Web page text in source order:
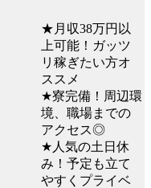
★月収38万円以
上可能！ガッツ
リ稼ぎたい方オ
ススメ
★寮完備！周辺環
境、職場までの
アクセス◎
★人気の土日休
み！予定も立て
やすくプライベ